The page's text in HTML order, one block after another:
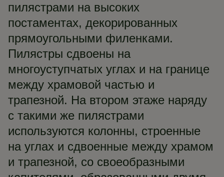
пилястрами на высоких
постаментах, декорированных
прямоугольными филенками.
Пилястры сдвоены на
многоуступчатых углах и на границе
между храмовой частью и
трапезной. На втором этаже наряду
с такими же пилястрами
используются колонны, строенные
на углах и сдвоенные между храмом
и трапезной, со своеобразными